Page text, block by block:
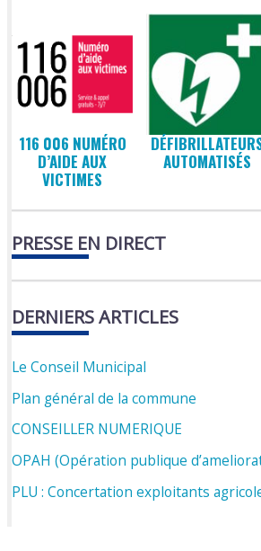
116 006 NUMÉRO
D’AIDE AUX
VICTIMES
AUTOMATISÉS
PRESSE EN DIRECT
DERNIERS ARTICLES
Le Conseil Municipal
Plan général de la commune
CONSEILLER NUMERIQUE
OPAH (Opération publique
PLU : Concertation exploitants